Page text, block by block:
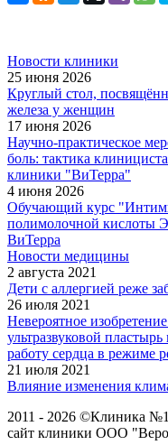
Новости клиники
25 июня 2026
Круглый стол,
железа у женщин
17 июня 2026
Научно-практическое
боль: тактика
клиники "ВиТерра"
4 июня 2026
Обучающий курс
полимолочной кислоты
ВиТерра
Новости медицины
2 августа 2021
Дети с аллергией реже
26 июля 2021
Невероятное
ультразвуковой
работу сердца в режиме
21 июля 2021
Влияние изменения
2011 - 2026 ©Клиника
сайт клиники ООО